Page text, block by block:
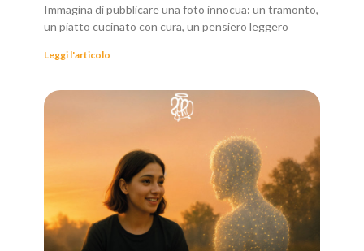
Immagina di pubblicare una foto innocua: un tramonto,
un piatto cucinato con cura, un pensiero leggero
Leggi l'articolo